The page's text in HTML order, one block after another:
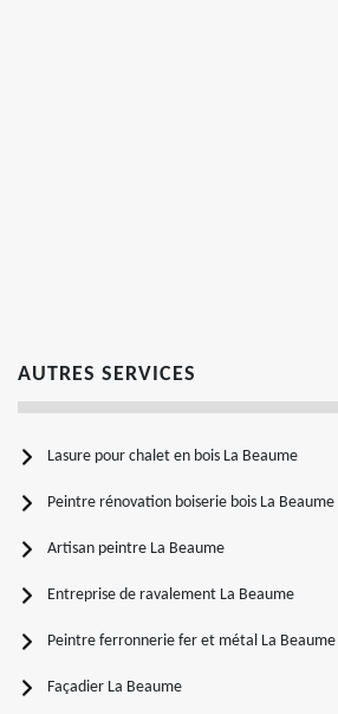
AUTRES SERVICES
Lasure pour chalet en bois La Beaume
Peintre rénovation boiserie bois La Beaume
Artisan peintre La Beaume
Entreprise de ravalement La Beaume
Peintre ferronnerie fer et métal La Beaume
Façadier La Beaume